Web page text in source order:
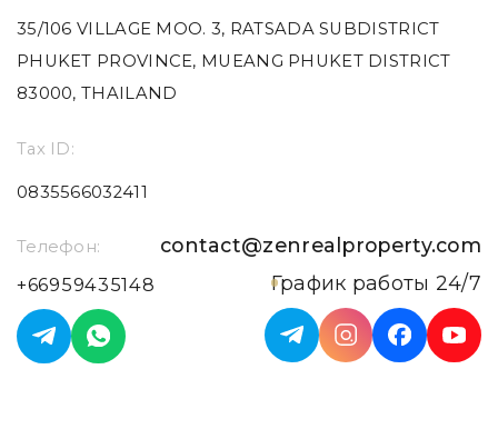
35/106 VILLAGE MOO. 3, RATSADA SUBDISTRICT
PHUKET PROVINCE, MUEANG PHUKET DISTRICT
83000, THAILAND
Tax ID:
0835566032411
Телефон:
+66959435148
contact@zenrealproperty.com
График работы 24/7